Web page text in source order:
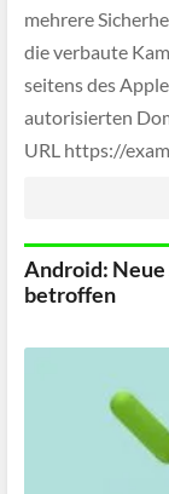
mehrere
die verbaute
seitens des
autorisierten
URL https://
http://
Android:
betroffen